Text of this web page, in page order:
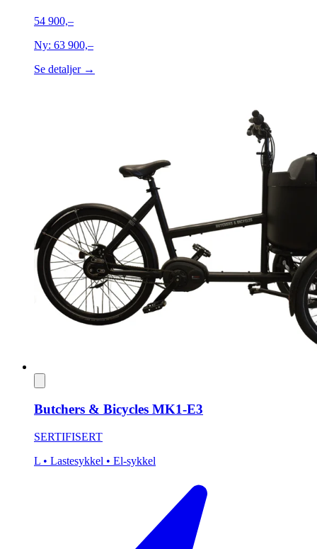
54 900,–
Ny: 63 900,–
Se detaljer →
Butchers & Bicycles MK1-E3
SERTIFISERT
L • Lastesykkel • El-sykkel